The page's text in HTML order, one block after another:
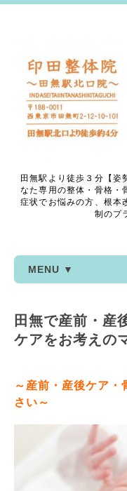
田無駅より徒歩３分【姿
なた専用の整体・骨格・
症状でお悩みの方、根本
制のプ
MENU ▼
田無で産前・産
ケアをお考えの
～産前・産後ケア・
さい～